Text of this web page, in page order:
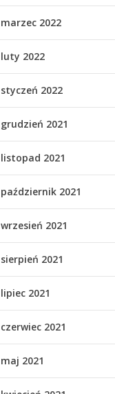
marzec 2022
luty 2022
styczeń 2022
grudzień 2021
listopad 2021
październik 2021
wrzesień 2021
sierpień 2021
lipiec 2021
czerwiec 2021
maj 2021